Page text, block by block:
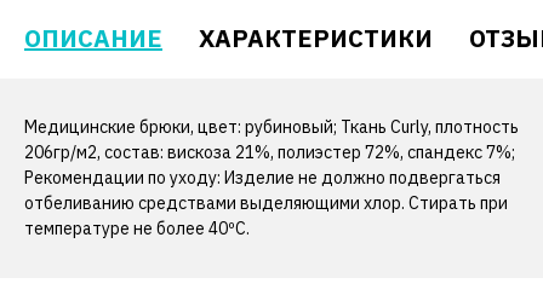
ОПИСАНИЕ ХАРАКТЕРИСТИКИ
Медицинские брюки, цвет: рубиновый; Ткань Curly, плотность
206гр/м2, состав: вискоза 21%, полиэстер 72%, спандекс 7%;
Рекомендации по уходу: Изделие не должно подвергаться
отбеливанию средствами выделяющими хлор. Стирать при
температуре не более 40ºС.